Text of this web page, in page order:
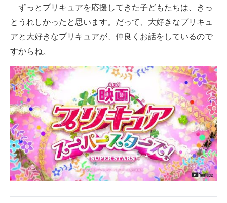
ITエンジニア向け専門サイト
IT製品の技術・比較・事例
製造業のIT導入・活用を支援
モノづくり技術者専門サイト
エレクトロニクス専門サイト
電子設計の基本と応用
エネルギーの専門メディア
建設×テクノロジーの最前線
ずっとプリキュアを応援してきた子どもたちは、きっ
とうれしかったと思います。だって、大好きなプリキュ
アと大好きなプリキュアが、仲良くお話をしているので
すからね。